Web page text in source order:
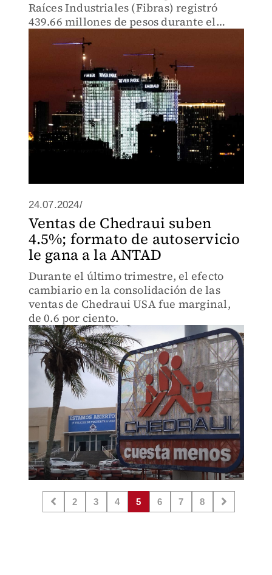
Raíces Industriales (Fibras) registró
439.66 millones de pesos durante el
segundo trimestre del año.
24.07.2024/
Ventas de Chedraui suben
4.5%; formato de autoservicio
le gana a la ANTAD
Durante el último trimestre, el efecto
cambiario en la consolidación de las
ventas de Chedraui USA fue marginal,
de 0.6 por ciento.
2 3 4 5 6 7 8